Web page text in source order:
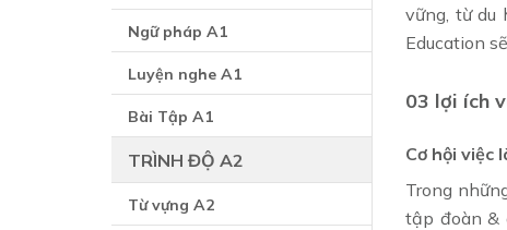
Ngữ pháp A1
Luyện nghe A1
Bài Tập A1
TRÌNH ĐỘ A2
Từ vựng A2
vững, từ du
Education
03 lợi ích
Cơ hội việc
Trong
tập đoàn &